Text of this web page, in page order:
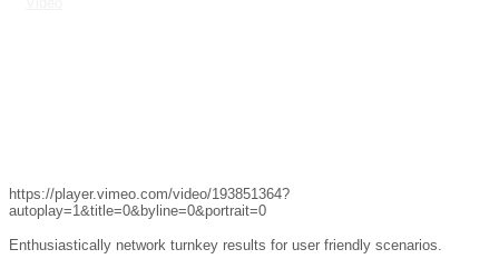
https://player.vimeo.com/video/193851364?
autoplay=1&title=0&byline=0&portrait=0
Enthusiastically network turnkey results for user friendly scenarios.